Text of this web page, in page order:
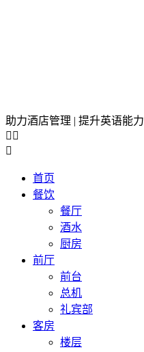
助力酒店管理 | 提升英语能力
 

首页
餐饮
餐厅
酒水
厨房
前厅
前台
总机
礼宾部
客房
楼层